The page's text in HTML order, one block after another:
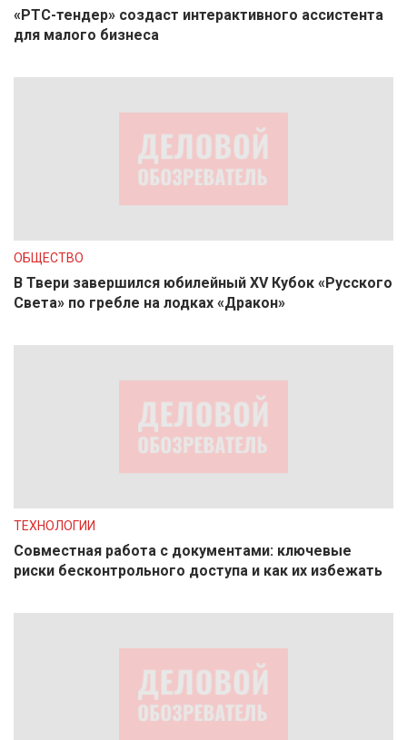
«РТС-тендер» создаст интерактивного ассистента
для малого бизнеса
ОБЩЕСТВО
В Твери завершился юбилейный XV Кубок «Русского
Света» по гребле на лодках «Дракон»
ТЕХНОЛОГИИ
Совместная работа с документами: ключевые
риски бесконтрольного доступа и как их избежать